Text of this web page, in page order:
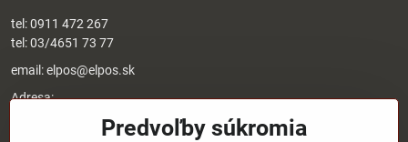
tel:0911 472 267
tel:03/4651 73 77
email:elpos@elpos.sk
Adresa:
Štefánikova 1470/50cPredvoľby súkromia